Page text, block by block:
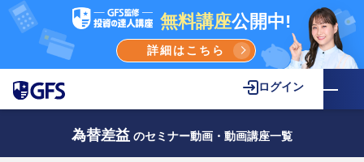
無料講座公開中!
詳細はこちら
ログイン
為替差益 のセミナー動画・動画講座一覧